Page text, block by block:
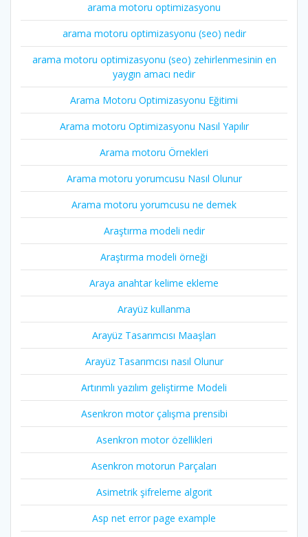
arama motoru optimizasyonu
arama motoru optimizasyonu (seo) nedir
arama motoru optimizasyonu (seo) zehirlenmesinin en
yaygın amacı nedir
Arama Motoru Optimizasyonu Eğitimi
Arama motoru Optimizasyonu Nasıl Yapılır
Arama motoru Örnekleri
Arama motoru yorumcusu Nasıl Olunur
Arama motoru yorumcusu ne demek
Araştırma modeli nedir
Araştırma modeli örneği
Araya anahtar kelime ekleme
Arayüz kullanma
Arayüz Tasarımcısı Maaşları
Arayüz Tasarımcısı nasıl Olunur
Artırımlı yazılım geliştirme Modeli
Asenkron motor çalışma prensibi
Asenkron motor özellikleri
Asenkron motorun Parçaları
Asimetrik şifreleme algorit
Asp net error page example